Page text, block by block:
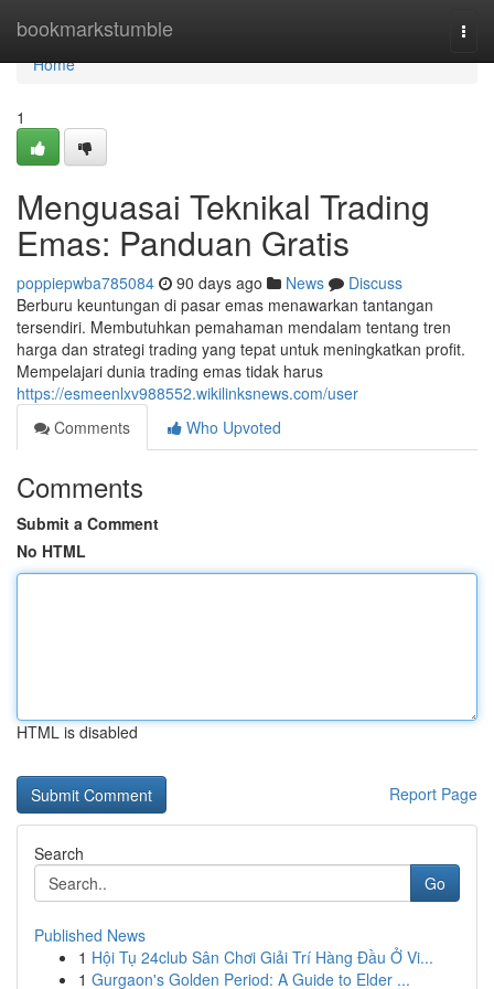
bookmarkstumble
Home
Home
1
Menguasai Teknikal Trading
Emas: Panduan Gratis
poppiepwba785084 90 days ago News
Discuss
Berburu keuntungan di pasar emas menawarkan tantangan
tersendiri. Membutuhkan pemahaman mendalam tentang tren
harga dan strategi trading yang tepat untuk meningkatkan profit.
Mempelajari dunia trading emas tidak harus
https://esmeenlxv988552.wikilinksnews.com/user
Comments
Who Upvoted
Comments
Submit a Comment
No HTML
HTML is disabled
Report Page
Search
Go
Published News
1 Hội Tụ 24club Sân Chơi Giải Trí Hàng Đầu Ở Vi...
1 Gurgaon's Golden Period: A Guide to Elder ...